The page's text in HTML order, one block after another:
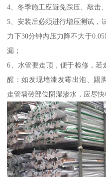
4、冬季施工应避免踩压、敲击
5、安装后必须进行增压测试，
力下30分钟内压力降不大于
漏；
6、水管要走顶，便于检修，
醒：如发现墙漆发霉出泡、踢
走管墙砖部位阴湿渗水，应尽快